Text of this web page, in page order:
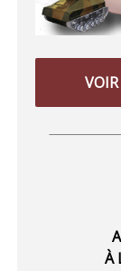
À